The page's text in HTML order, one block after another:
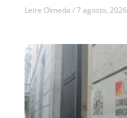
Leire Olmeda 7 agosto, 2026